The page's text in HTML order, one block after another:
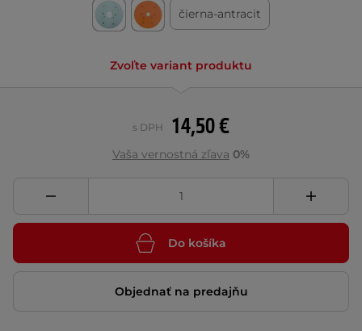
čierna-antracit
Zvoľte variant produktu
14,50 €
s DPH
Vaša vernostná zľava 0%
Do košíka
Objednať na predajňu